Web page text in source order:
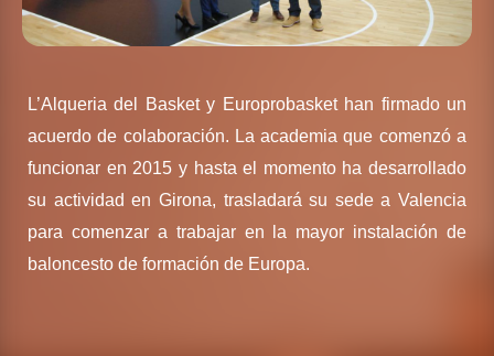
L’Alqueria del Basket y Europrobasket han firmado un
acuerdo de colaboración. La academia que comenzó a
funcionar en 2015 y hasta el momento ha desarrollado
su actividad en Girona, trasladará su sede a Valencia
para comenzar a trabajar en la mayor instalación de
baloncesto de formación de Europa.